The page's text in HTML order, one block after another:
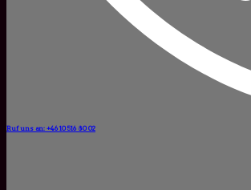
Ruf uns an: +46 10 516 80 02